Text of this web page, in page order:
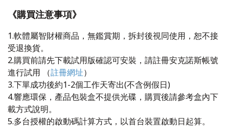
《購買注意事項》
1.軟體屬智財權商品，無鑑賞期，拆封後視同使用，恕不接
受退換貨。
2.購買前請先下載試用版確認可安裝，請註冊安克諾斯帳號
進行試用 （註冊網址）
3.下單成功後約1-2個工作天寄出(不含例假日)
4.響應環保，產品包裝盒不提供光碟，購買後請參考盒內下
載方式說明。
5.多台授權的啟動碼計算方式，以首台裝置啟動日起算。